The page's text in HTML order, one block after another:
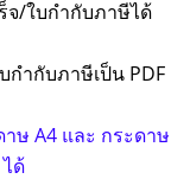
จ/ใบกำกับภาษีได้
กำกับภาษีเป็น PDF
ษ A4 และ กระดาษ
ด้